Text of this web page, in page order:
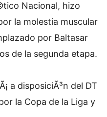
Nacional, hizo
la molestia muscular
por Baltasar
de la segunda etapa.
a disposiciÃ³n del DT
la Copa de la Liga y